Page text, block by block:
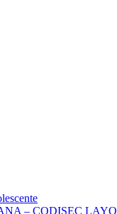
– CODISEC LAYO